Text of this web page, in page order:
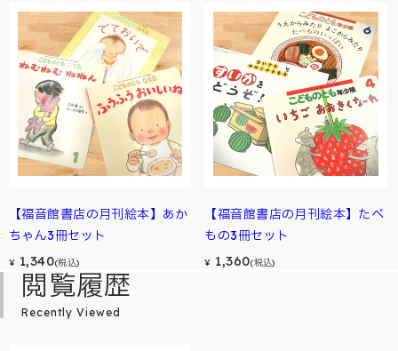
【福音館書店の月刊絵本】あか
ちゃん3冊セット
¥ 1,340(税込)
【福音館書店の月刊絵本】たべ
もの3冊セット
¥ 1,360(税込)
閲覧履歴
Recently Viewed